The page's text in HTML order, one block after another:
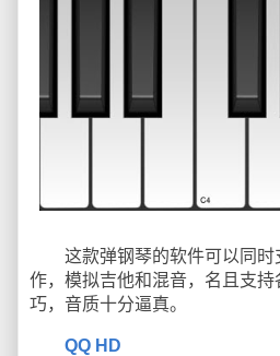
这款弹钢琴的软件可以同时
作，模拟吉他和混音，名且支
巧，音质十分逼真。
QQ HD